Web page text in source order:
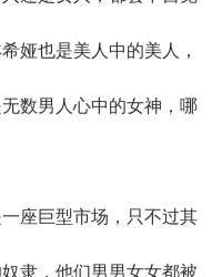
娅也是美人中的美人，
数男人心中的女神，哪
座巨型市场，只不过其
隶，他们男男女女都被